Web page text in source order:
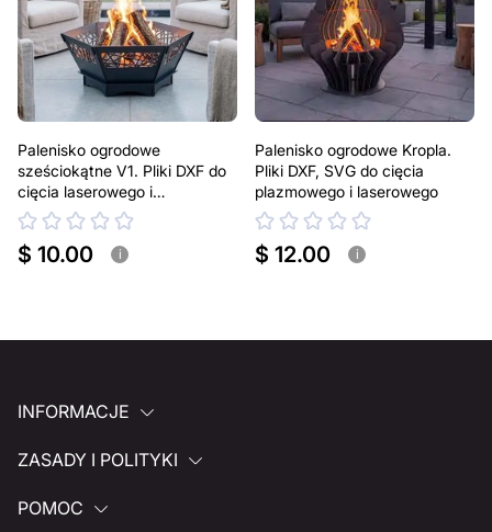
Palenisko ogrodowe
sześciokątne V1. Pliki DXF do
cięcia laserowego i
plazmowego
$ 10.00 i
Palenisko ogrodowe Kropla.
Pliki DXF, SVG do cięcia
plazmowego i laserowego
$ 12.00 i
INFORMACJE
ZASADY I POLITYKI
POMOC